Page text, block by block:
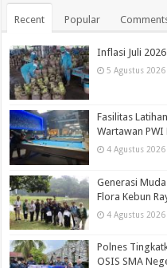
Recent Popular
Inflasi Juli
5 Agustus 2026
Fasilitas
Wartawan PWI
4 Agustus 2026
Generasi
Flora Kebun
4 Agustus 2026
Polnes
OSIS SMA